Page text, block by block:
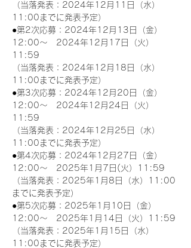
（当落発表：2024年12月11日（水）
11:00までに発表予定）
●第2次応募：2024年12月13日（金）
12:00～　2024年12月17日（火）
11:59
（当落発表：2024年12月18日（水）
11:00までに発表予定）
●第3次応募：2024年12月20日（金）
12:00～　2024年12月24日（火）
11:59
（当落発表：2024年12月25日（水）
11:00までに発表予定）
●第4次応募：2024年12月27日（金）
12:00～　2025年1月7日(火）11:59
（当落発表：2025年1月8日（水）11:00
までに発表予定）
●第5次応募：2025年1月10日（金）
12:00～　2025年1月14日（火）11:59
（当落発表：2025年1月15日（水）
11:00までに発表予定）